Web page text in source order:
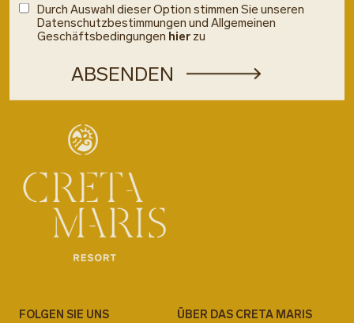
Durch Auswahl dieser Option stimmen Sie unseren
Datenschutzbestimmungen und Allgemeinen
Geschäftsbedingungen hier zu
FOLGEN SIE UNS ÜBER DAS CRETA MARIS